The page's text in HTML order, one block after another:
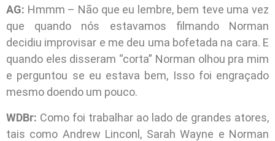
AG: Hmmm – Não que eu lembre, bem teve uma vez
que quando nós estavamos filmando Norman
decidiu improvisar e me deu uma bofetada na cara. E
quando eles disseram “corta” Norman olhou pra mim
e perguntou se eu estava bem, Isso foi engraçado
mesmo doendo um pouco.
WDBr: Como foi trabalhar ao lado de grandes atores,
tais como Andrew Linconl, Sarah Wayne e Norman